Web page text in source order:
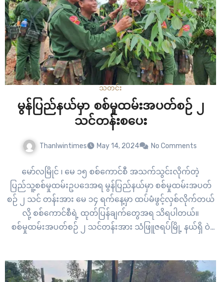
သတင်း
မွန်ပြည်နယ်မှာ စစ်မှုထမ်းအပတ်စဉ် ၂
သင်တန်းစပေး
Thanlwintimes May 14, 2024 No Comments
မော်လမြိုင် ၊ မေ ၁၅ စစ်ကောင်စီ အသက်သွင်းလိုက်တဲ့
ပြည်သူ့စစ်မှုထမ်းဥပဒေအရ မွန်ပြည်နယ်မှာ စစ်မှုထမ်းအပတ်
စဉ် ၂ သင် တန်းအား မေ ၁၄ ရက်နေ့မှာ ထပ်မံဖွင့်လှစ်လိုက်တယ်
လို့ စစ်ကောင်စီရဲ့ ထုတ်ပြန်ချက်တွေအရ သိရပါတယ်။
စစ်မှုထမ်းအပတ်စဉ် ၂ သင်တန်းအား သံဖြူဇရပ်မြို့ နယ်ရှိ ဝဲ